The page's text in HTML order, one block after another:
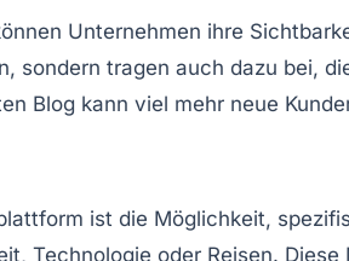
Unternehmen ihre
sondern tragen auch dazu bei,
Blog kann viel mehr neue
ist die Möglichkeit,
Technologie oder Reisen.